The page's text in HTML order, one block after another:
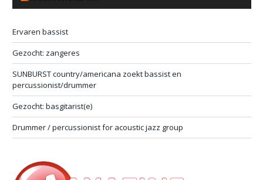
Ervaren bassist
Gezocht: zangeres
SUNBURST country/americana zoekt bassist en
percussionist/drummer
Gezocht: basgitarist(e)
Drummer / percussionist for acoustic jazz group